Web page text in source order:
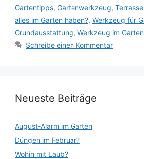
Gartentipps, Gartenwerkzeug, Terrasse,
alles im Garten haben?, Werkzeug für
Grundausstattung, Werkzeug im Garten
Schreibe einen Kommentar
Neueste Beiträge
August-Alarm im Garten
Düngen im Februar?
Wohin mit Laub?